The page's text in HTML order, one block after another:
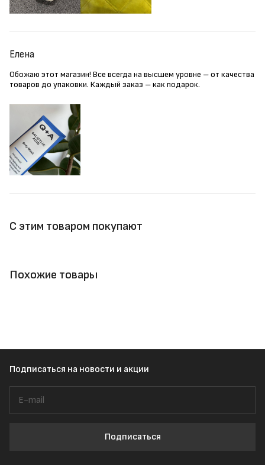
Елена
Обожаю этот магазин! Все всегда на высшем уровне – от качества
товаров до упаковки. Каждый заказ – как подарок.
С этим товаром покупают
Похожие товары
Подписаться на новости и акции
Подписаться